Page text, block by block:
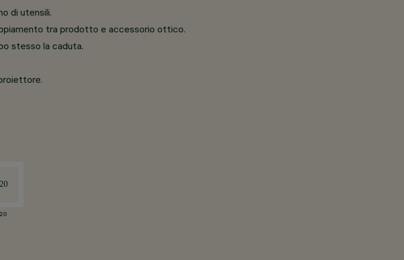
di utensili.
tra prodotto e accessorio ottico.
stesso la caduta.